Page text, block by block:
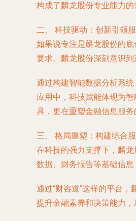
构成了麟龙股份专业能力的
二、 科技驱动：创新引领
如果说专注是麟龙股份的
要求。麟龙股份深刻意识
通过构建智能数据分析系
应用中，科技赋能体现为
具，更在重塑金融信息服务
三、 格局重塑：构建综合
在科技的强力支撑下，麟
数据、财务报告等基础信
通过“财咨道”这样的平台
提升金融素养和决策能力